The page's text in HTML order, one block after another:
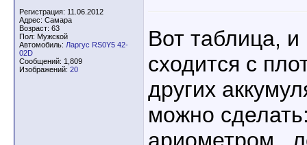
Регистрация: 11.06.2012
Адрес: Самара
Возраст: 63
Пол: Мужской
Автомобиль: Ларгус RS0Y5 42-
02D
Сообщений: 1,809
Изображений: 20
Вот таблица, и
сходится с
других
можно